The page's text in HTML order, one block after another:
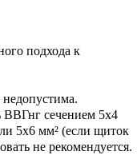
подхода к
ВВГнг сечением 5х4
5х6 мм² (если щиток
не рекомендуется.